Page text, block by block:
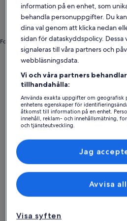
Foto av Shutterstock
Ystads kommun
Upptäck
boenden – Ystad
Mer information om Ystad,
information på en enhet, som
behandla personuppgifter. Du
dina val genom att klicka nedan
sidan för dataskyddspolicy. Dessa
signaleras till våra partners och
webbläsningsdata.
Vi och våra partners
tillhandahålla:
Använda exakta uppgifter om geografisk
enhetens egenskaper för
åtkomst till information på en enhet.
innehåll, reklam- och innehållsmätning,
och tjänsteutveckling.
Visa syften
Avvisa
Jag